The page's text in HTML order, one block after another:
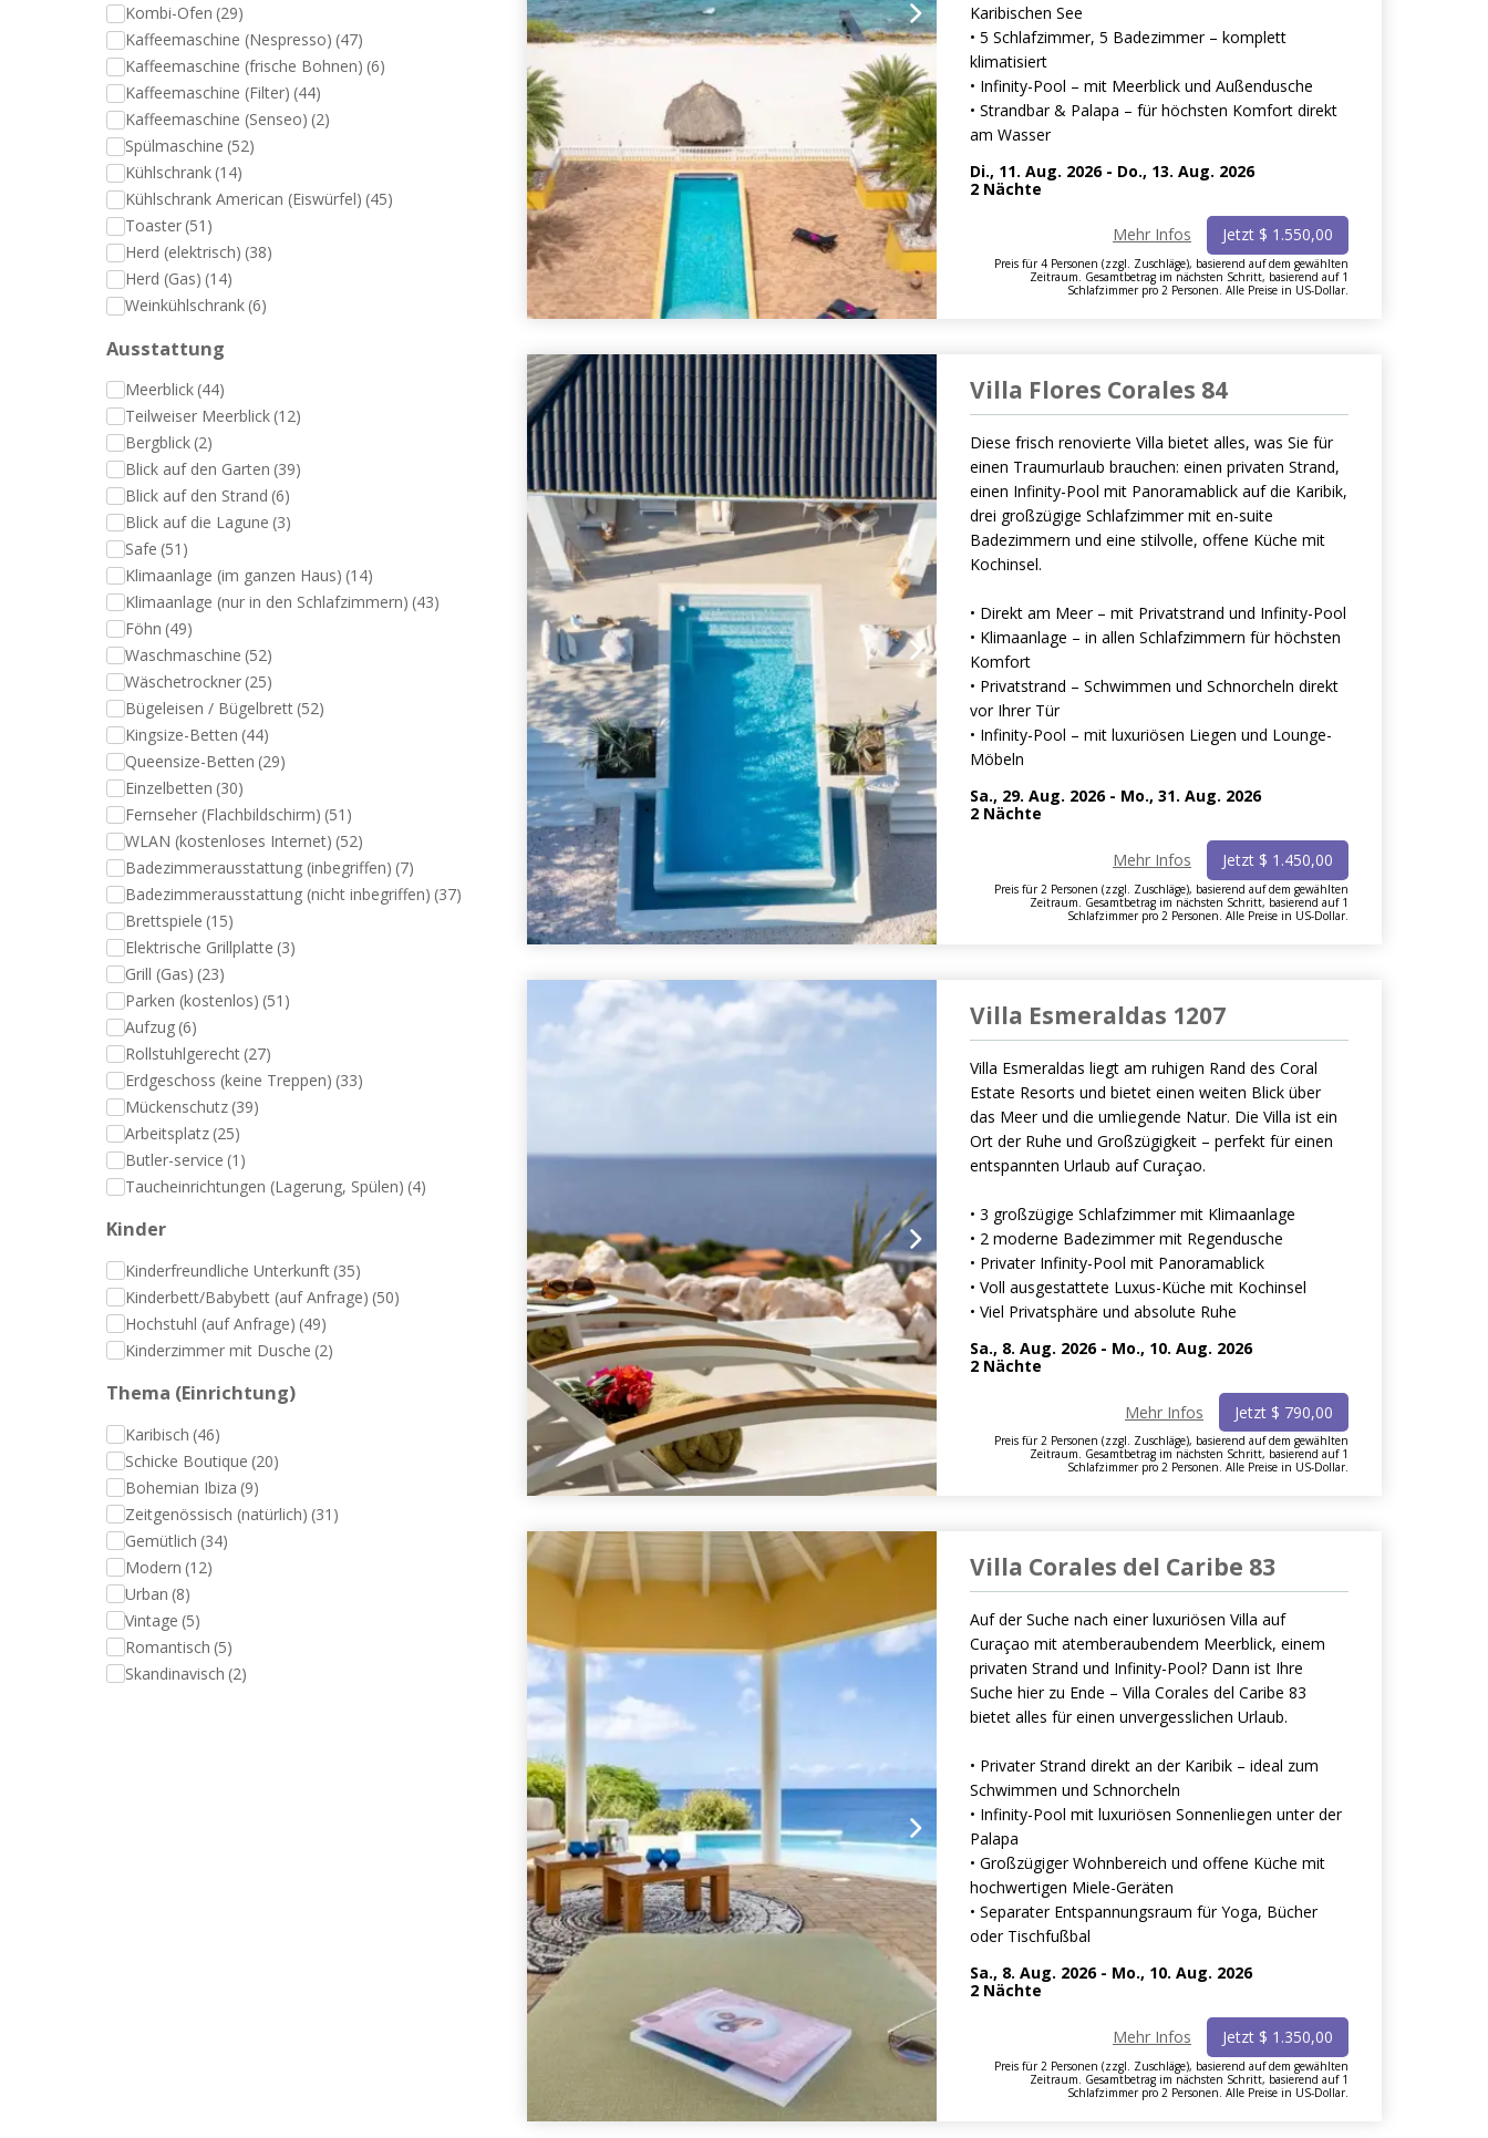
Kombi-Ofen (29)
Kaffeemaschine (Nespresso) (47)
Kaffeemaschine (frische Bohnen) (6)
Kaffeemaschine (Filter) (44)
Kaffeemaschine (Senseo) (2)
Spülmaschine (52)
Kühlschrank (14)
Kühlschrank American (Eiswürfel) (45)
Toaster (51)
Herd (elektrisch) (38)
Herd (Gas) (14)
Weinkühlschrank (6)
Ausstattung
Meerblick (44)
Teilweiser Meerblick (12)
Bergblick (2)
Blick auf den Garten (39)
Blick auf den Strand (6)
Blick auf die Lagune (3)
Safe (51)
Klimaanlage (im ganzen Haus) (14)
Klimaanlage (nur in den Schlafzimmern) (43)
Föhn (49)
Waschmaschine (52)
Wäschetrockner (25)
Bügeleisen / Bügelbrett (52)
Kingsize-Betten (44)
Queensize-Betten (29)
Einzelbetten (30)
Fernseher (Flachbildschirm) (51)
WLAN (kostenloses Internet) (52)
Badezimmerausstattung (inbegriffen) (7)
Badezimmerausstattung (nicht inbegriffen) (37)
Brettspiele (15)
Elektrische Grillplatte (3)
Grill (Gas) (23)
Parken (kostenlos) (51)
Aufzug (6)
Rollstuhlgerecht (27)
Erdgeschoss (keine Treppen) (33)
Mückenschutz (39)
Arbeitsplatz (25)
Butler-service (1)
Taucheinrichtungen (Lagerung, Spülen) (4)
Kinder
Kinderfreundliche Unterkunft (35)
Kinderbett/Babybett (auf Anfrage) (50)
Hochstuhl (auf Anfrage) (49)
Kinderzimmer mit Dusche (2)
Thema (Einrichtung)
Karibisch (46)
Schicke Boutique (20)
Bohemian Ibiza (9)
Zeitgenössisch (natürlich) (31)
Gemütlich (34)
Modern (12)
Urban (8)
Vintage (5)
Romantisch (5)
Skandinavisch (2)
Karibischen See
• 5 Schlafzimmer, 5 Badezimmer – komplett
klimatisiert
• Infinity-Pool – mit Meerblick und Außendusche
• Strandbar & Palapa – für höchsten Komfort direkt
am Wasser
Di., 11. Aug. 2026- Do., 13. Aug. 2026
2 Nächte
Mehr Infos Jetzt $ 1.550,00
Preis für 4 Personen (zzgl. Zuschläge), basierend auf dem gewählten
Zeitraum. Gesamtbetrag im nächsten Schritt, basierend auf 1
Schlafzimmer pro 2 Personen. Alle Preise in US-Dollar.
Villa Flores Corales 84
Diese frisch renovierte Villa bietet alles, was Sie für
einen Traumurlaub brauchen: einen privaten Strand,
einen Infinity-Pool mit Panoramablick auf die Karibik,
drei großzügige Schlafzimmer mit en-suite
Badezimmern und eine stilvolle, offene Küche mit
Kochinsel.
• Direkt am Meer – mit Privatstrand und Infinity-Pool
• Klimaanlage – in allen Schlafzimmern für höchsten
Komfort
• Privatstrand – Schwimmen und Schnorcheln direkt
vor Ihrer Tür
• Infinity-Pool – mit luxuriösen Liegen und Lounge-
Möbeln
Sa., 29. Aug. 2026- Mo., 31. Aug. 2026
2 Nächte
Mehr Infos Jetzt $ 1.450,00
Preis für 2 Personen (zzgl. Zuschläge), basierend auf dem gewählten
Zeitraum. Gesamtbetrag im nächsten Schritt, basierend auf 1
Schlafzimmer pro 2 Personen. Alle Preise in US-Dollar.
Villa Esmeraldas 1207
Villa Esmeraldas liegt am ruhigen Rand des Coral
Estate Resorts und bietet einen weiten Blick über
das Meer und die umliegende Natur. Die Villa ist ein
Ort der Ruhe und Großzügigkeit – perfekt für einen
entspannten Urlaub auf Curaçao.
• 3 großzügige Schlafzimmer mit Klimaanlage
• 2 moderne Badezimmer mit Regendusche
• Privater Infinity-Pool mit Panoramablick
• Voll ausgestattete Luxus-Küche mit Kochinsel
• Viel Privatsphäre und absolute Ruhe
Sa., 8. Aug. 2026- Mo., 10. Aug. 2026
2 Nächte
Mehr Infos Jetzt $ 790,00
Preis für 2 Personen (zzgl. Zuschläge), basierend auf dem gewählten
Zeitraum. Gesamtbetrag im nächsten Schritt, basierend auf 1
Schlafzimmer pro 2 Personen. Alle Preise in US-Dollar.
Villa Corales del Caribe 83
Auf der Suche nach einer luxuriösen Villa auf
Curaçao mit atemberaubendem Meerblick, einem
privaten Strand und Infinity-Pool? Dann ist Ihre
Suche hier zu Ende – Villa Corales del Caribe 83
bietet alles für einen unvergesslichen Urlaub.
• Privater Strand direkt an der Karibik – ideal zum
Schwimmen und Schnorcheln
• Infinity-Pool mit luxuriösen Sonnenliegen unter der
Palapa
• Großzügiger Wohnbereich und offene Küche mit
hochwertigen Miele-Geräten
• Separater Entspannungsraum für Yoga, Bücher
oder Tischfußbal
Sa., 8. Aug. 2026- Mo., 10. Aug. 2026
2 Nächte
Mehr Infos Jetzt $ 1.350,00
Preis für 2 Personen (zzgl. Zuschläge), basierend auf dem gewählten
Zeitraum. Gesamtbetrag im nächsten Schritt, basierend auf 1
Schlafzimmer pro 2 Personen. Alle Preise in US-Dollar.